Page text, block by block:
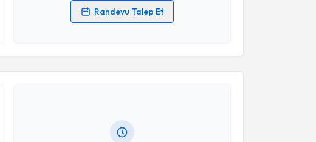
Randevu Talep Et
Kişisel verilerimin işlenmesine ilişkinAydınlatma Metni
Randevu Takvimi Talebi
Dr.Öğr.Üyesi İbrahim Ekici